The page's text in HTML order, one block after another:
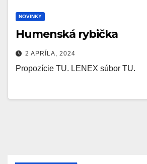
NOVINKY
Humenská rybička
2 APRÍLA, 2024
Propozície TU. LENEX súbor TU.